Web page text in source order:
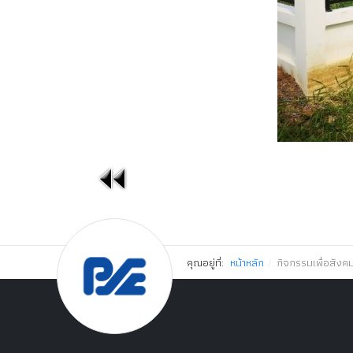
คุณอยู่ที่: หน้าหลัก กิจกรรมเพื่อสังค